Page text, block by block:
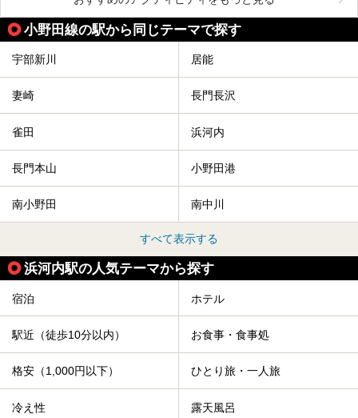
小野田線の駅から同じテーマで探す
宇部新川 居能
妻崎 長門長沢
雀田 浜河内
長門本山 小野田港
南小野田 南中川
すべて表示する
浜河内駅の人気テーマから探す
宿泊 ホテル
駅近（徒歩10分以内） お食事・食事処
格安（1,000円以下） ひとり旅・一人旅
冷え性 露天風呂